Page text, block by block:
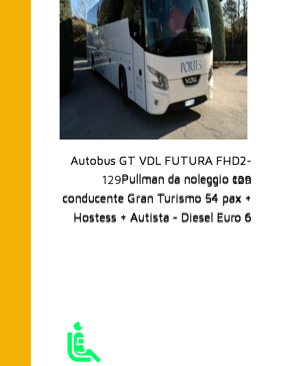
FHD2-129
54
Autobus GT VDL FUTURA FHD2-
129Pullman da noleggio con
conducente Gran Turismo 54 pax +
Hostess + Autista - Diesel Euro 6
Autobus GT VDL FUTURA FHD2-
129
Pullman da noleggio con
conducente Gran Turismo 54 pax +
Hostess + Autista - Diesel Euro 6